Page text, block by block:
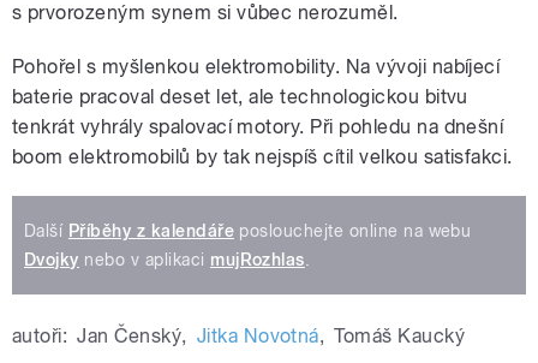
s prvorozeným synem si vůbec nerozuměl.
Pohořel s myšlenkou elektromobility. Na vývoji nabíjecí
baterie pracoval deset let, ale technologickou bitvu
tenkrát vyhrály spalovací motory. Při pohledu na dnešní
boom elektromobilů by tak nejspíš cítil velkou satisfakci.
Další Příběhy z kalendáře poslouchejte online na webu
Dvojky nebo v aplikaci mujRozhlas.
autoři: Jan Čenský, Jitka Novotná, Tomáš Kaucký